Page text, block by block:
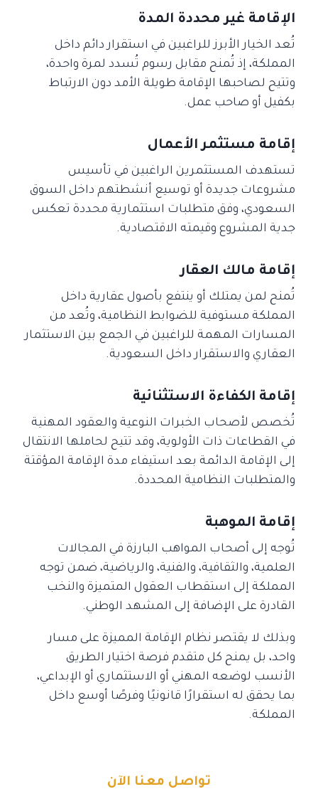
الإقامة غير محددة المدة
تُعد الخيار الأبرز للراغبين في استقرار دائم داخل
المملكة، إذ تُمنح مقابل رسوم تُسدد لمرة واحدة،
وتتيح لصاحبها الإقامة طويلة الأمد دون الارتباط
بكفيل أو صاحب عمل.
إقامة مستثمر الأعمال
تستهدف المستثمرين الراغبين في تأسيس
مشروعات جديدة أو توسيع أنشطتهم داخل السوق
السعودي، وفق متطلبات استثمارية محددة تعكس
جدية المشروع وقيمته الاقتصادية.
إقامة مالك العقار
تُمنح لمن يمتلك أو ينتفع بأصول عقارية داخل
المملكة مستوفية للضوابط النظامية، وتُعد من
المسارات المهمة للراغبين في الجمع بين الاستثمار
العقاري والاستقرار داخل السعودية.
إقامة الكفاءة الاستثنائية
تُخصص لأصحاب الخبرات النوعية والعقود المهنية
في القطاعات ذات الأولوية، وقد تتيح لحاملها الانتقال
إلى الإقامة الدائمة بعد استيفاء مدة الإقامة المؤقتة
والمتطلبات النظامية المحددة.
إقامة الموهبة
تُوجه إلى أصحاب المواهب البارزة في المجالات
العلمية، والثقافية، والفنية، والرياضية، ضمن توجه
المملكة إلى استقطاب العقول المتميزة والنخب
القادرة على الإضافة إلى المشهد الوطني.
وبذلك لا يقتصر نظام الإقامة المميزة على مسار
واحد، بل يمنح كل متقدم فرصة اختيار الطريق
الأنسب لوضعه المهني أو الاستثماري أو الإبداعي،
بما يحقق له استقرارًا قانونيًا وفرصًا أوسع داخل
المملكة.
تواصل معنا الآن